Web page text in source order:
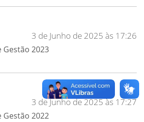
3 de Junho de 2025 às 17:26
Gestão 2023
3 de Junho de 2025 às 17:27
Gestão 2022